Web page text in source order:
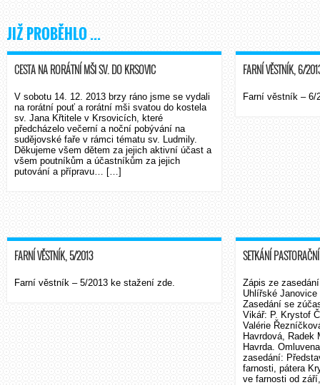
JIŽ PROBĚHLO ...
CESTA NA RORÁTNÍ MŠI SV. DO KRSOVIC
V sobotu 14. 12. 2013 brzy ráno jsme se vydali
na rorátní pouť a rorátní mši svatou do kostela
sv. Jana Křtitele v Krsovicích, které
předcházelo večerní a noční pobývání na
sudějovské faře v rámci tématu sv. Ludmily.
Děkujeme všem dětem za jejich aktivní účast a
všem poutníkům a účastníkům za jejich
putování a přípravu… […]
FARNÍ VĚSTNÍK, 6/
Farní věstník – 6/
FARNÍ VĚSTNÍK, 5/2013
Farní věstník – 5/2013 ke stažení zde.
SETKÁNÍ
Zápis ze
Uhlířské
Zasedání se
Vikář: P. Krystof
Valérie
Havrdová, Radek
Havrda.
zasedání:
farnosti, pátera
ve farnosti od